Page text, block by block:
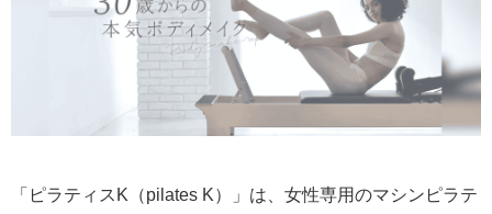
「ピラティスK（pilates K）」は、女性専用のマシンピラテ